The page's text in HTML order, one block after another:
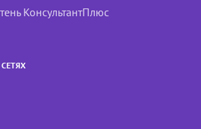
КонсультантПлюс